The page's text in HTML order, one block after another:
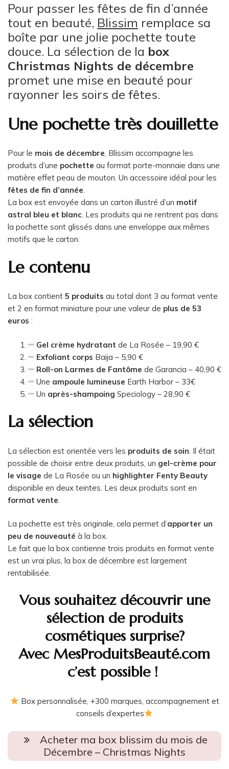
Pour passer les fêtes de fin d’année
tout en beauté, Blissim remplace sa
boîte par une jolie pochette toute
douce. La sélection de la box
Christmas Nights de décembre
promet une mise en beauté pour
rayonner les soirs de fêtes.
Une pochette très douillette
Pour le mois de décembre, Blissim accompagne les
produits d’une pochette au format porte-monnaie dans une
matière effet peau de mouton. Un accessoire idéal pour les
fêtes de fin d’année.
La box est envoyée dans un carton illustré d’un motif
astral bleu et blanc. Les produits qui ne rentrent pas dans
la pochette sont glissés dans une enveloppe aux mêmes
motifs que le carton.
Le contenu
La box contient 5 produits au total dont 3 au format vente
et 2 en format miniature pour une valeur de plus de 53
euros :
Gel crème hydratant de La Rosée – 19,90 €
Exfoliant corps Baija – 5,90 €
Roll-on Larmes de Fantôme de Garancia – 40,90 €
Une ampoule lumineuse Earth Harbor – 33€
Un après-shampoing Speciology – 28,90 €
La sélection
La sélection est orientée vers les produits de soin. Il était
possible de choisir entre deux produits, un gel-crème pour
le visage de La Rosée ou un highlighter Fenty Beauty
disponible en deux teintes. Les deux produits sont en
format vente.
La pochette est très originale, cela permet d’apporter un
peu de nouveauté à la box.
Le fait que la box contienne trois produits en format vente
est un vrai plus, la box de décembre est largement
rentabilisée.
Vous souhaitez découvrir une
sélection de produits
cosmétiques surprise?
Avec MesProduitsBeauté.com
c’est possible !
Box personnalisée, +300 marques, accompagnement et
conseils d’expertes
Acheter ma box blissim du mois de
Décembre – Christmas Nights